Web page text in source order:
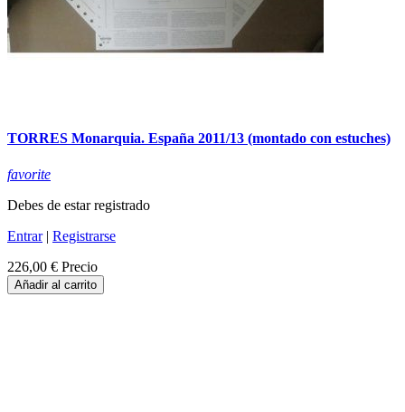
TORRES Monarquia. España 2011/13 (montado con estuches)
favorite
Debes de estar registrado
Entrar| Registrarse
226,00 € Precio
Añadir al carrito